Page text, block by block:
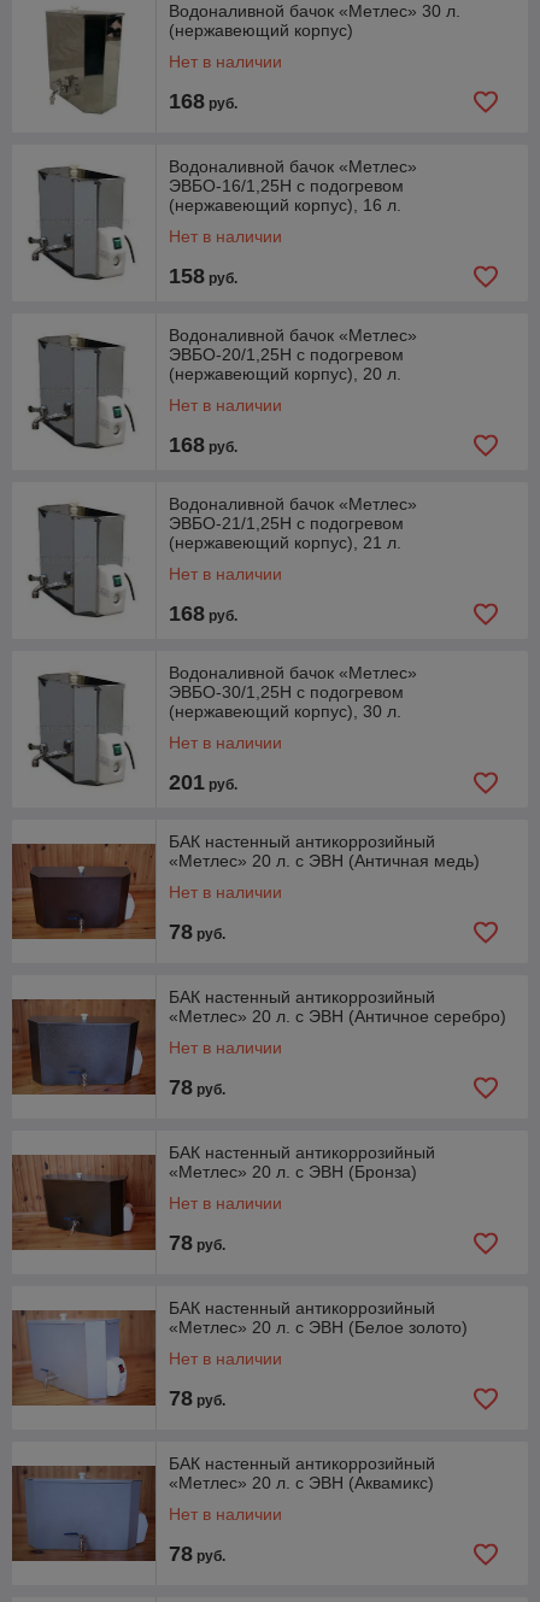
Водоналивной бачок «Метлес» 30 л.
(нержавеющий корпус)
Нет в наличии
168 руб.
Водоналивной бачок «Метлес»
ЭВБО-16/1,25Н с подогревом
(нержавеющий корпус), 16 л.
Нет в наличии
158 руб.
Водоналивной бачок «Метлес»
ЭВБО-20/1,25Н с подогревом
(нержавеющий корпус), 20 л.
Нет в наличии
168 руб.
Водоналивной бачок «Метлес»
ЭВБО-21/1,25Н с подогревом
(нержавеющий корпус), 21 л.
Нет в наличии
168 руб.
Водоналивной бачок «Метлес»
ЭВБО-30/1,25Н с подогревом
(нержавеющий корпус), 30 л.
Нет в наличии
201 руб.
БАК настенный антикоррозийный
«Метлес» 20 л. с ЭВН (Античная медь)
Нет в наличии
78 руб.
БАК настенный антикоррозийный
«Метлес» 20 л. с ЭВН (Античное серебро)
Нет в наличии
78 руб.
БАК настенный антикоррозийный
«Метлес» 20 л. с ЭВН (Бронза)
Нет в наличии
78 руб.
БАК настенный антикоррозийный
«Метлес» 20 л. с ЭВН (Белое золото)
Нет в наличии
78 руб.
БАК настенный антикоррозийный
«Метлес» 20 л. с ЭВН (Аквамикс)
Нет в наличии
78 руб.